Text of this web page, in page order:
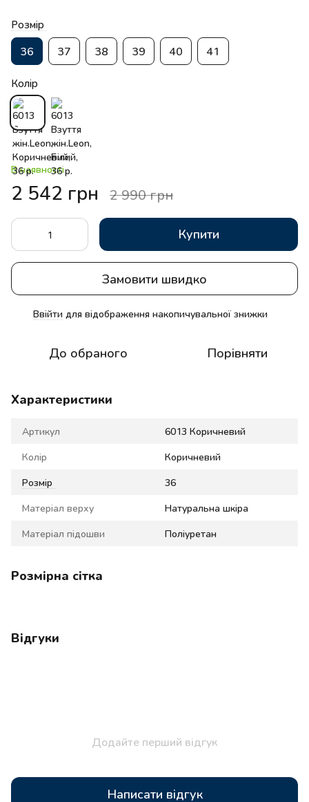
Розмір
36 37 38 39 40 41
Колір
В наявності
2 542 грн 2 990 грн
Купити
Замовити швидко
Ввійти для відображення накопичувальної знижки
До обраного Порівняти
Характеристики
Артикул 6013 Коричневий
Колір Коричневий
Розмір 36
Матеріал верху Натуральна шкіра
Матеріал підошви Поліуретан
Розмірна сітка
Відгуки
Додайте перший відгук
Написати відгук